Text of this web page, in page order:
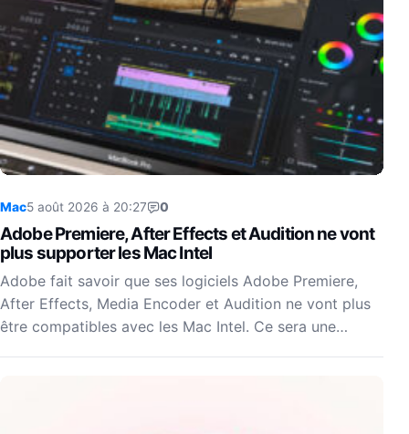
Mac5 août 2026 à 20:27 0
Adobe Premiere, After Effects et Audition ne vont
plus supporter les Mac Intel
Adobe fait savoir que ses logiciels Adobe Premiere,
After Effects, Media Encoder et Audition ne vont plus
être compatibles avec les Mac Intel. Ce sera une…